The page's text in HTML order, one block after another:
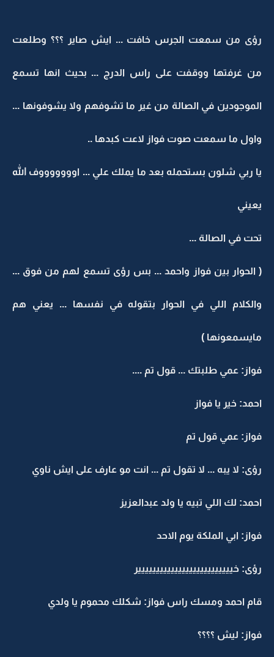
رؤى من سمعت الجرس خافت ... ايش صاير ؟؟؟ وطلعت
من غرفتها ووقفت على راس الدرج ... بحيث انها تسمع
الموجودين في الصالة من غير ما تشوفهم ولا يشوفونها ...
واول ما سمعت صوت فواز لاعت كبدها ..
يا ربي شلون بستحمله بعد ما يملك علي ... اوووووووف الله
يعيني
تحت في الصالة ...
( الحوار بين فواز واحمد ... بس رؤى تسمع لهم من فوق ...
والكلام اللي في الحوار بتقوله في نفسها ... يعني هم
مايسمعونها )
فواز: عمي طلبتك ... قول تم ....
احمد: خير يا فواز
فواز: عمي قول تم
رؤى: لا يبه ... لا تقول تم ... انت مو عارف على ايش ناوي
احمد: لك اللي تبيه يا ولد عبدالعزيز
فواز: ابي الملكة يوم الاحد
رؤى: خيييييييييييييييييييييييييير
قام احمد ومسك راس فواز: شكلك محموم يا ولدي
فواز: ليش ؟؟؟؟